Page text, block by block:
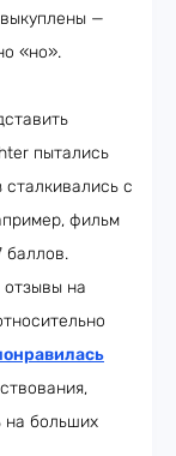
—
«но».
пытались
с
фильм
баллов.
на
на больших